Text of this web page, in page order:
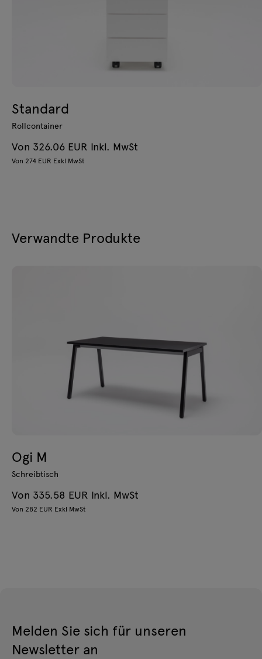
Standard
Rollcontainer
Von 326.06 EUR Inkl. MwSt
Von 274 EUR Exkl MwSt
Verwandte Produkte
Ogi M
Schreibtisch
Von 335.58 EUR Inkl. MwSt
Von 282 EUR Exkl MwSt
Melden Sie sich für unseren
Newsletter an